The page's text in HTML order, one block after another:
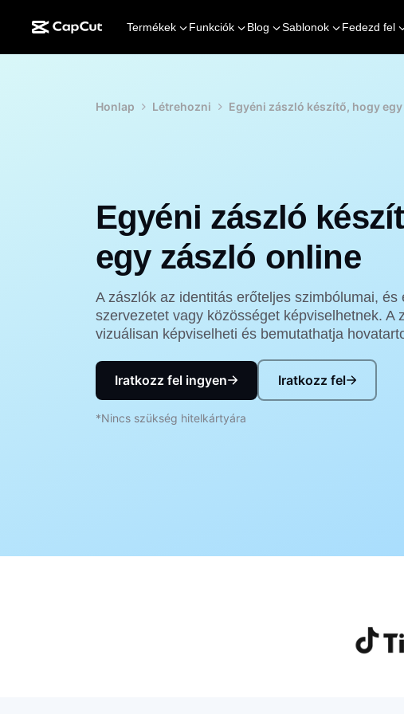
Termékek Funkciók Blog Sablonok Fedezd fel
Honlap Létrehozni Egyéni zászló készítő, hogy
Egyéni zászló
egy zászló online
A zászlók az identitás erőteljes szimbólumai, és
szervezetet vagy közösséget képviselhetnek. A
vizuálisan képviselheti és bemutathatja
Iratkozz fel ingyen Iratkozz fel
*Nincs szükség hitelkártyára